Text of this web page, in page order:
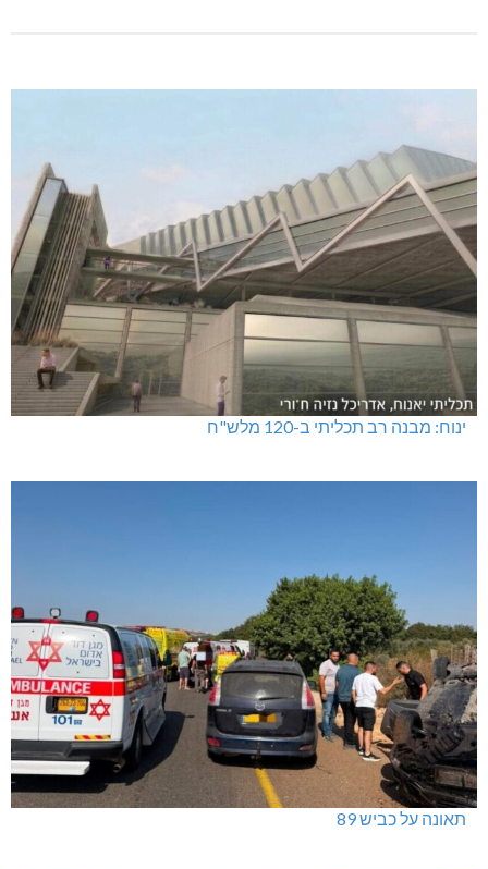
ינוח: מבנה רב תכליתי ב-120 מלש"ח
תאונה על כביש 89